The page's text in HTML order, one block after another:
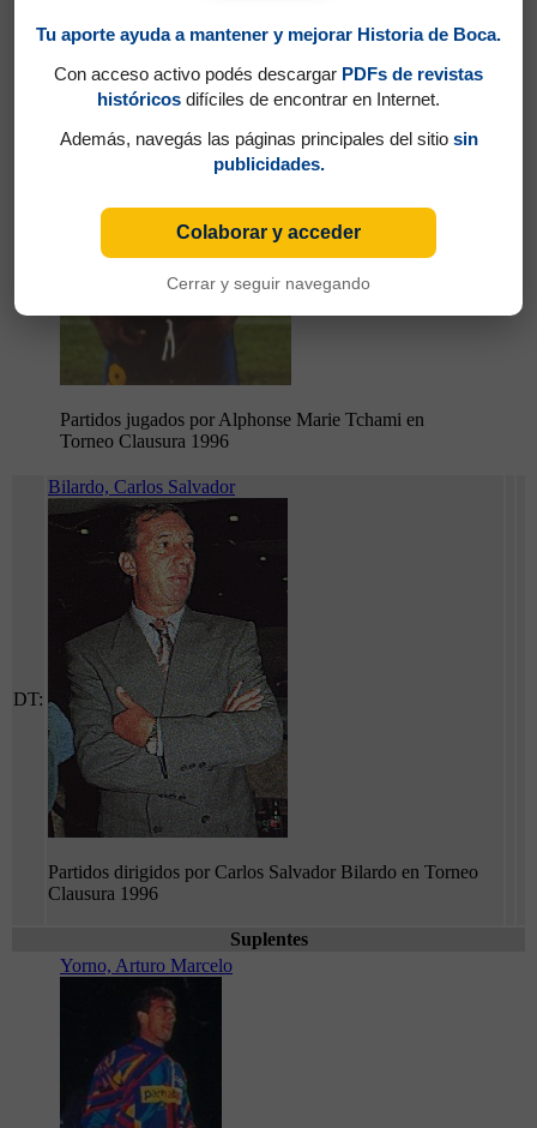
Tchami, Alphonse Marie
Partidos jugados por Alphonse Marie Tchami en
Torneo Clausura 1996
DT:
Bilardo, Carlos Salvador
Partidos dirigidos por Carlos Salvador Bilardo en Torneo
Clausura 1996
Suplentes
Yorno, Arturo Marcelo
Tu aporte ayuda a mantener y mejorar Historia de Boca.
Con acceso activo podés descargar PDFs de revistas
históricos difíciles de encontrar en Internet.
Además, navegás las páginas principales del sitio sin
publicidades.
Colaborar y acceder
Cerrar y seguir navegando